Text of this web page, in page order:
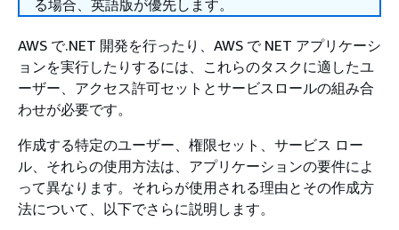
る場合、英語版が優先します。
AWS で.NET 開発を行ったり、AWS で NET アプリケーシ
ョンを実行したりするには、これらのタスクに適したユ
ーザー、アクセス許可セットとサービスロールの組み合
わせが必要です。
作成する特定のユーザー、権限セット、サービス ロー
ル、それらの使用方法は、アプリケーションの要件によ
って異なります。それらが使用される理由とその作成方
法について、以下でさらに説明します。